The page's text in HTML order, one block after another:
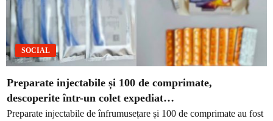
SOCIAL
Preparate injectabile și 100 de comprimate,
descoperite într-un colet expediat…
Preparate injectabile de înfrumusețare și 100 de comprimate au fost